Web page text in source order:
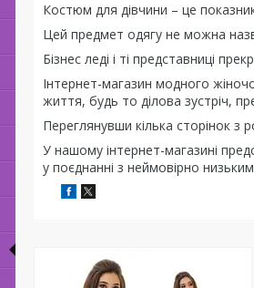
Костюм для дівчини – це показник
Цей предмет одягу не можна
Бізнес леді і ті представниці
Інтернет-магазин модного
життя, будь то ділова зустріч,
Переглянувши кілька сторінок з
У нашому інтернет-магазині
у поєднанні з неймовірно